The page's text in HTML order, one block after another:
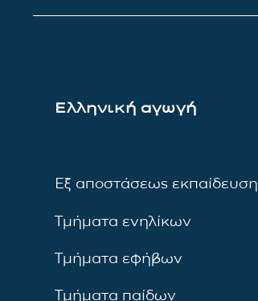
Ελληνική αγωγή
Εξ αποστάσεως εκπαίδευση
Τμήματα ενηλίκων
Τμήματα εφήβων
Τμήματα παίδων